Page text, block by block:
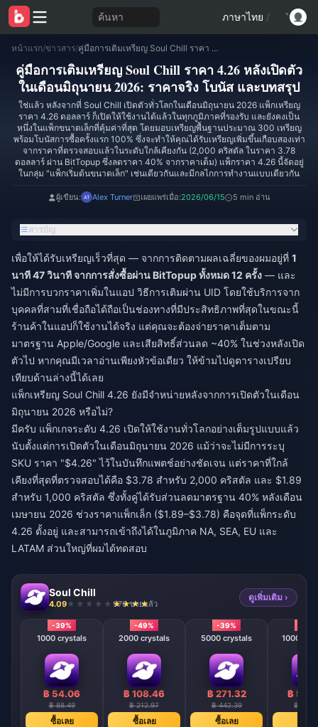
ค้นหา ภาษาไทย /
หน้าแรก/ข่าวสาร/ คู่มือการเติมเหรียญ Soul Chill ราคา 4.26 หลังเปิดตัวในเดือนมิถุนายน 2026: ราคาจริง โบนัส และบทสรุป
คู่มือการเติมเหรียญ Soul Chill ราคา 4.26 หลังเปิดตัว
ในเดือนมิถุนายน 2026: ราคาจริง โบนัส และบทสรุป
ใช่แล้ว หลังจากที่ Soul Chill เปิดตัวทั่วโลกในเดือนมิถุนายน 2026 แพ็กเหรียญ
ราคา 4.26 ดอลลาร์ ก็เปิดให้ใช้งานได้แล้วในทุกภูมิภาคที่รองรับ และยังคงเป็น
หนึ่งในแพ็กขนาดเล็กที่คุ้มค่าที่สุด โดยมอบเหรียญพื้นฐานประมาณ 300 เหรียญ
พร้อมโบนัสการซื้อครั้งแรก 100% ซึ่งจะทำให้คุณได้รับเหรียญเพิ่มขึ้นเกือบสองเท่า
จากราคาที่ตรวจสอบแล้วในระดับใกล้เคียงกัน (2,000 คริสตัล ในราคา 3.78
ดอลลาร์ ผ่าน BitTopup ซึ่งลดราคา 40% จากราคาเต็ม) แพ็กราคา 4.26 นี้จัดอยู่
ในกลุ่ม "แพ็กเริ่มต้นขนาดเล็ก" เช่นเดียวกันและมีกลไกการทำงานแบบเดียวกัน
ผู้เขียน: Alex Turner เผยแพร่เมื่อ:2026/06/15 5 min อ่าน
สารบัญ
เพื่อให้ได้รับเหรียญเร็วที่สุด — จากการติดตามผลเฉลี่ยของผมอยู่ที่ 1
นาที 47 วินาที จากการสั่งซื้อผ่าน BitTopup ทั้งหมด 12 ครั้ง — และ
ไม่มีการบวกราคาเพิ่มในแอป วิธีการเติมผ่าน UID โดยใช้บริการจาก
บุคคลที่สามที่เชื่อถือได้ถือเป็นช่องทางที่มีประสิทธิภาพที่สุดในขณะนี้
ร้านค้าในแอปก็ใช้งานได้จริง แต่คุณจะต้องจ่ายราคาเต็มตาม
มาตรฐาน Apple/Google และเสียสิทธิ์ส่วนลด ~40% ในช่วงหลังเปิด
ตัวไป หากคุณมีเวลาอ่านเพียงหัวข้อเดียว ให้ข้ามไปดูตารางเปรียบ
เทียบด้านล่างนี้ได้เลย
แพ็กเหรียญ Soul Chill 4.26 ยังมีจำหน่ายหลังจากการเปิดตัวในเดือน
มิถุนายน 2026 หรือไม่?
มีครับ แพ็กเกจระดับ 4.26 เปิดให้ใช้งานทั่วโลกอย่างเต็มรูปแบบแล้ว
นับตั้งแต่การเปิดตัวในเดือนมิถุนายน 2026 แม้ว่าจะไม่มีการระบุ
SKU ราคา "$4.26" ไว้ในบันทึกแพตช์อย่างชัดเจน แต่ราคาที่ใกล้
เคียงที่สุดที่ตรวจสอบได้คือ $3.78 สำหรับ 2,000 คริสตัล และ $1.89
สำหรับ 1,000 คริสตัล ซึ่งทั้งคู่ได้รับส่วนลดมาตรฐาน 40% หลังเดือน
เมษายน 2026 ช่วงราคาแพ็กเล็ก ($1.89–$3.78) คือจุดที่แพ็กระดับ
4.26 ตั้งอยู่ และสามารถเข้าถึงได้ในภูมิภาค NA, SEA, EU และ
LATAM ส่วนใหญ่ที่ผมได้ทดสอบ
Soul Chill
4.09 976 ขายแล้ว
ดูเพิ่มเติม ›
-39%
1000 crystals
฿ 54.06
฿ 88.49
ซื้อเลย
-49%
2000 crystals
฿ 108.46
฿ 212.97
ซื้อเลย
-39%
5000 crystals
฿ 271.32
฿ 442.39
ซื้อเลย
10000
฿
฿